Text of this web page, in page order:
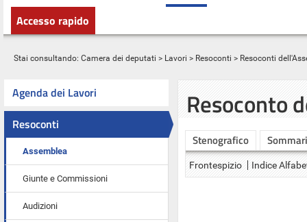
Accesso rapido
Stai consultando: Camera dei deputati > Lavori > Resoconti > Resoconti
Agenda dei Lavori
Resoconti
Assemblea
Giunte e Commissioni
Audizioni
Resoconto
Stenografico
Frontespizio Indice